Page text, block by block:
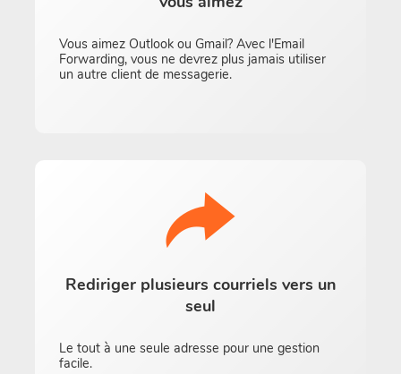
Vous aimez Outlook ou Gmail? Avec l'Email
Forwarding, vous ne devrez plus jamais utiliser
un autre client de messagerie.
Rediriger plusieurs courriels vers un
seul
Le tout à une seule adresse pour une gestion
facile.